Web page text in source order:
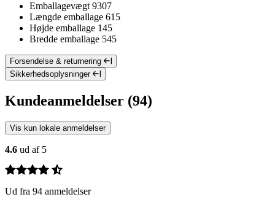
Emballagevægt 9307
Længde emballage 615
Højde emballage 145
Bredde emballage 545
Forsendelse & returnering
Sikkerhedsoplysninger
Kundeanmeldelser (94)
Vis kun lokale anmeldelser
4.6 ud af 5
Ud fra 94 anmeldelser